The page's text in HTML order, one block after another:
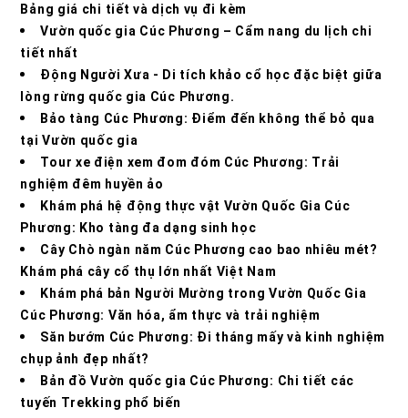
Bảng giá chi tiết và dịch vụ đi kèm
Vườn quốc gia Cúc Phương – Cẩm nang du lịch chi
tiết nhất
Động Người Xưa - Di tích khảo cổ học đặc biệt giữa
lòng rừng quốc gia Cúc Phương.
Bảo tàng Cúc Phương: Điểm đến không thể bỏ qua
tại Vườn quốc gia
Tour xe điện xem đom đóm Cúc Phương: Trải
nghiệm đêm huyền ảo
Khám phá hệ động thực vật Vườn Quốc Gia Cúc
Phương: Kho tàng đa dạng sinh học
Cây Chò ngàn năm Cúc Phương cao bao nhiêu mét?
Khám phá cây cổ thụ lớn nhất Việt Nam
Khám phá bản Người Mường trong Vườn Quốc Gia
Cúc Phương: Văn hóa, ẩm thực và trải nghiệm
Săn bướm Cúc Phương: Đi tháng mấy và kinh nghiệm
chụp ảnh đẹp nhất?
Bản đồ Vườn quốc gia Cúc Phương: Chi tiết các
tuyến Trekking phổ biến